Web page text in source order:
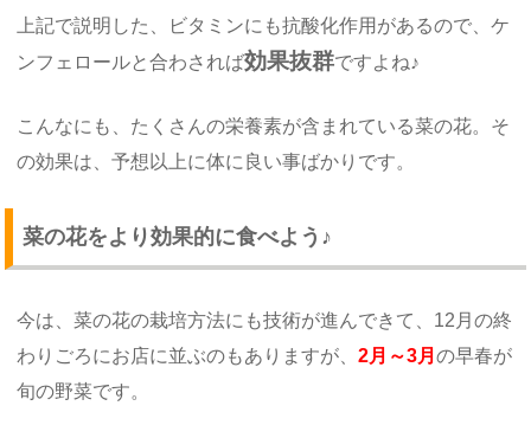
上記で説明した、ビタミンにも抗酸化作用があるので、ケ
ンフェロールと合わされば効果抜群ですよね♪
こんなにも、たくさんの栄養素が含まれている菜の花。そ
の効果は、予想以上に体に良い事ばかりです。
菜の花をより効果的に食べよう♪
今は、菜の花の栽培方法にも技術が進んできて、12月の終
わりごろにお店に並ぶのもありますが、2月～3月の早春が
旬の野菜です。